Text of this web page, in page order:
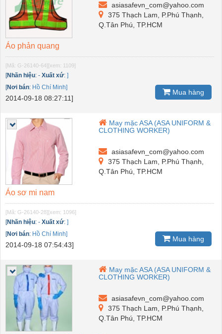
asiasafevn_com@yahoo.com
375 Thạch Lam, P.Phú Thạnh,
Q.Tân Phú, TP.HCM
Áo phản quang
[Mã: G-26140-64][xem: 1109]
[Nhãn hiệu: - Xuất xứ: ]
[Nơi bán: Hồ Chí Minh]
2014-09-18 08:27:11]
Mua hàng
May mặc ASA (ASA UNIFORM &
CLOTHING WORKER)
asiasafevn_com@yahoo.com
375 Thạch Lam, P.Phú Thạnh,
Q.Tân Phú, TP.HCM
Áo sơ mi nam
[Mã: G-26140-28][xem: 1096]
[Nhãn hiệu: - Xuất xứ: ]
[Nơi bán: Hồ Chí Minh]
2014-09-18 07:54:43]
Mua hàng
May mặc ASA (ASA UNIFORM &
CLOTHING WORKER)
asiasafevn_com@yahoo.com
375 Thạch Lam, P.Phú Thạnh,
Q.Tân Phú, TP.HCM